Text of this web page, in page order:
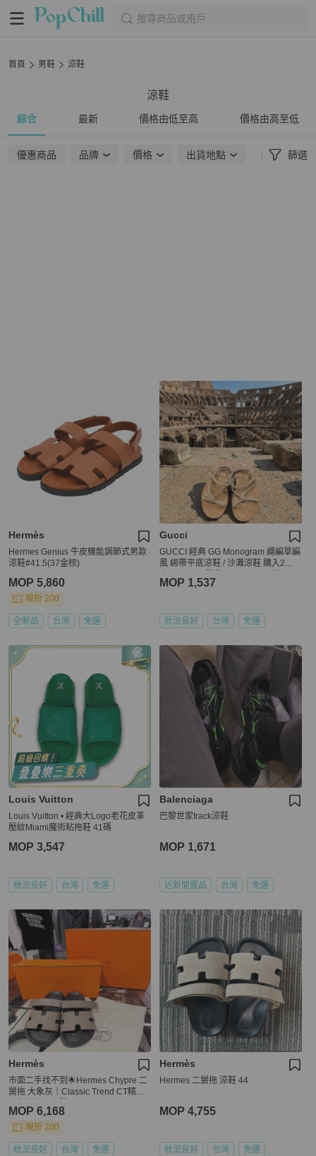
搜尋商品或用戶
首頁 男鞋 涼鞋
涼鞋
綜合 最新 價格由低至高 價格由高至低
優惠商品 品牌 價格 出貨地點 篩選
Hermès
Hermes Genius 牛皮機能調節式男款
涼鞋#41.5(37金棕)
MOP 5,860
現折 200
全新品 台灣 免運
Gucci
GUCCI 經典 GG Monogram 繩編草編
風 綁帶平底涼鞋 / 沙灘涼鞋 購入2萬
2都可以穿
MOP 1,537
狀況良好 台灣 免運
Louis Vuitton
Louis Vuitton • 經典大Logo老花皮革
壓紋Miami魔術粘拖鞋 41碼
MOP 3,547
狀況良好 台灣 免運
Balenciaga
巴黎世家track涼鞋
MOP 1,671
近新閒置品 台灣 免運
Hermès
市面二手找不到🌟Hermes Chypre 二
舅拖 大象灰｜Classic Trend CT精品
MOP 6,168
現折 200
狀況良好 台灣 免運
Hermès
Hermes 二舅拖 涼鞋 44
MOP 4,755
狀況良好 台灣 免運